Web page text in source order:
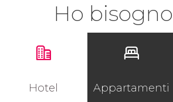
Ho bisogno
Hotel Appartamenti